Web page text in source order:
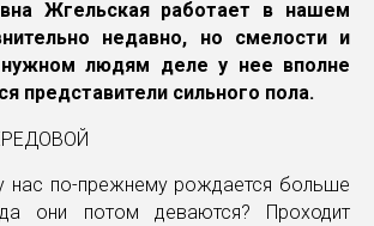
Жгельская работает в нашем
недавно, но смелости и
людям деле у нее вполне
представители сильного пола.
нас по-прежнему рождается больше
они потом деваются? Проходит